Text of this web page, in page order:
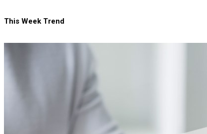
This Week Trend